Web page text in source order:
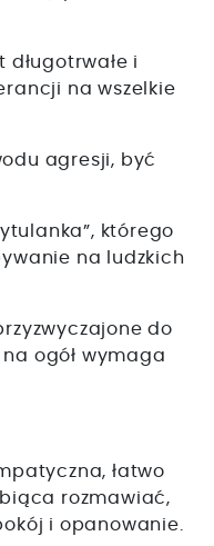
długotrwałe i
na wszelkie
agresji, być
którego
na ludzkich
do
ogół wymaga
łatwo
rozmawiać,
i opanowanie.